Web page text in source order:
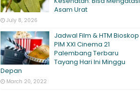
Asam Urat
July 8, 2026
Jadwal Film & HTM Bioskop
PIM XXI Cinema 21
Palembang Terbaru
Tayang Hari Ini Minggu
Depan
March 20, 2022